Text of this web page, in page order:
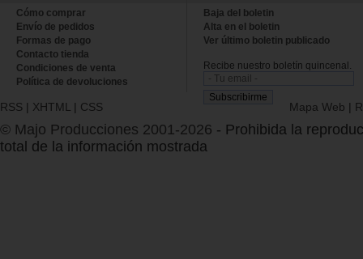
Cómo comprar
Envío de pedidos
Formas de pago
Contacto tienda
Condiciones de venta
Política de devoluciones
Baja del boletin
Alta en el boletin
Ver último boletin publicado
Recibe nuestro boletín quincenal.
RSS | XHTML | CSS Mapa Web |
© Majo Producciones 2001-2026 - Prohibida la
total de la información mostrada